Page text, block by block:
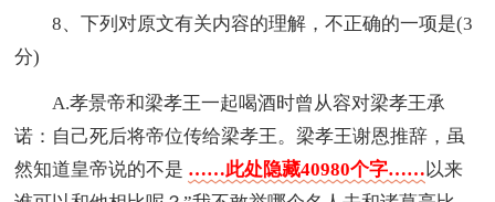
8、下列对原文有关内容的理解，不正确的一项是(3
分)
A.孝景帝和梁孝王一起喝酒时曾从容对梁孝王承
诺：自己死后将帝位传给梁孝王。梁孝王谢恩推辞，虽
然知道皇帝说的不是 ……此处隐藏40980个字…… 以来